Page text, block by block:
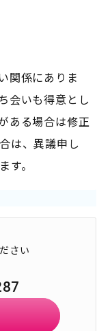
関係にありま
会いも得意とし
ある場合は修正
は、異議申し
す。
さい